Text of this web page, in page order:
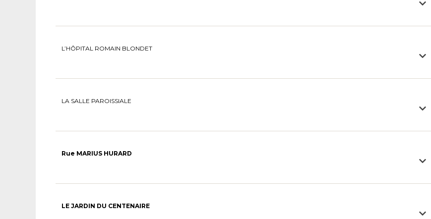
L’HÔPITAL ROMAIN BLONDET
LA SALLE PAROISSIALE
Rue MARIUS HURARD
LE JARDIN DU CENTENAIRE